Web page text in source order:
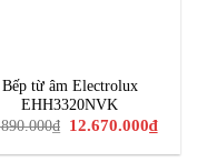
Bếp từ âm Electrolux
EHH3320NVK
₫
Giá
là:
12.670.000₫Giá
hiện
tại